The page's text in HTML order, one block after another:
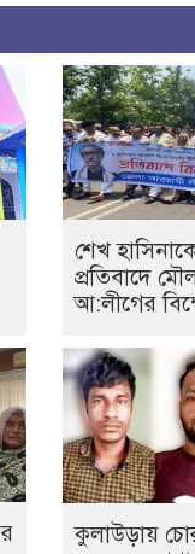
শেখ
প্রতিবাদে
আ:লীগের
কুলাউড়ায়